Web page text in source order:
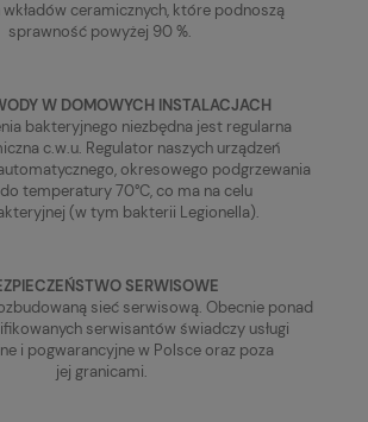
ceramicznych, które podnoszą
sprawność powyżej 90 %.
W DOMOWYCH INSTALACJACH
bakteryjnego niezbędna jest regularna
c.w.u. Regulator naszych urządzeń
okresowego podgrzewania
temperatury 70°C, co ma na celu
(w tym bakterii Legionella).
SERWISOWE
sieć serwisową. Obecnie ponad
serwisantów świadczy usługi
i pogwarancyjne w Polsce oraz poza
jej granicami.